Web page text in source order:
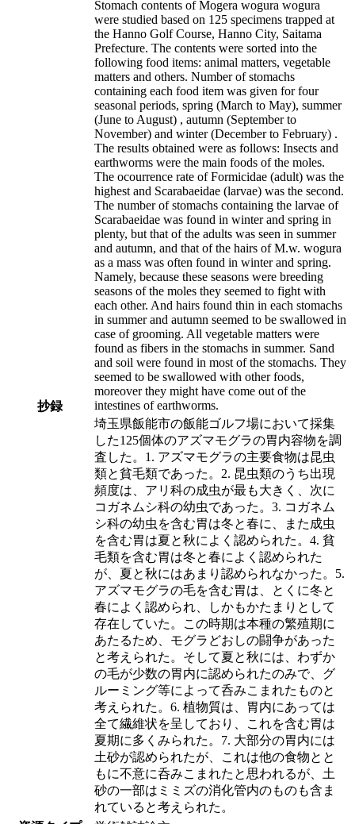
抄録
Stomach contents of Mogera wogura wogura
were studied based on 125 specimens trapped at
the Hanno Golf Course, Hanno City, Saitama
Prefecture. The contents were sorted into the
following food items: animal matters, vegetable
matters and others. Number of stomachs
containing each food item was given for four
seasonal periods, spring (March to May), summer
(June to August) , autumn (September to
November) and winter (December to February) .
The results obtained were as follows: Insects and
earthworms were the main foods of the moles.
The ocourrence rate of Formicidae (adult) was the
highest and Scarabaeidae (larvae) was the second.
The number of stomachs containing the larvae of
Scarabaeidae was found in winter and spring in
plenty, but that of the adults was seen in summer
and autumn, and that of the hairs of M.w. wogura
as a mass was often found in winter and spring.
Namely, because these seasons were breeding
seasons of the moles they seemed to fight with
each other. And hairs found thin in each stomachs
in summer and autumn seemed to be swallowed in
case of grooming. All vegetable matters were
found as fibers in the stomachs in summer. Sand
and soil were found in most of the stomachs. They
seemed to be swallowed with other foods,
moreover they might have come out of the
intestines of earthworms.
埼玉県飯能市の飯能ゴルフ場において採集
した125個体のアズマモグラの胃内容物を調
査した。1. アズマモグラの主要食物は昆虫
類と貧毛類であった。2. 昆虫類のうち出現
頻度は、アリ科の成虫が最も大きく、次に
コガネムシ科の幼虫であった。3. コガネム
シ科の幼虫を含む胃は冬と春に、また成虫
を含む胃は夏と秋によく認められた。4. 貧
毛類を含む胃は冬と春によく認められた
が、夏と秋にはあまり認められなかった。5.
アズマモグラの毛を含む胃は、とくに冬と
春によく認められ、しかもかたまりとして
存在していた。この時期は本種の繁殖期に
あたるため、モグラどおしの闘争があった
と考えられた。そして夏と秋には、わずか
の毛が少数の胃内に認められたのみで、グ
ルーミング等によって呑みこまれたものと
考えられた。6. 植物質は、胃内にあっては
全て繊維状を呈しており、これを含む胃は
夏期に多くみられた。7. 大部分の胃内には
土砂が認められたが、これは他の食物とと
もに不意に呑みこまれたと思われるが、土
砂の一部はミミズの消化管内のものも含ま
れていると考えられた。